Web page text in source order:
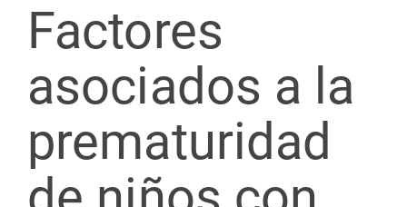
Factores
asociados a la
prematuridad